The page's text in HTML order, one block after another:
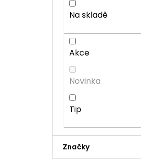
Na skladě
Akce
Novinka
Tip
Značky